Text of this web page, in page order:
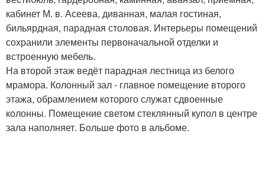
кабинет М. в. Асеева, диванная, малая гостиная,
бильярдная, парадная столовая. Интерьеры помещений
сохранили элементы первоначальной отделки и
встроенную мебель.
На второй этаж ведёт парадная лестница из белого
мрамора. Колонный зал - главное помещение второго
этажа, обрамлением которого служат сдвоенные
колонны. Помещение светом стеклянный купол в центре
зала наполняет. Больше фото в альбоме.